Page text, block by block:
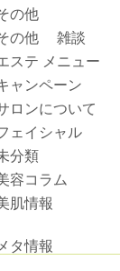
の他
の他 雑談
ステ メニュー
ャンペーン
ロンについて
ェイシャル
分類
容コラム
肌情報
タ情報